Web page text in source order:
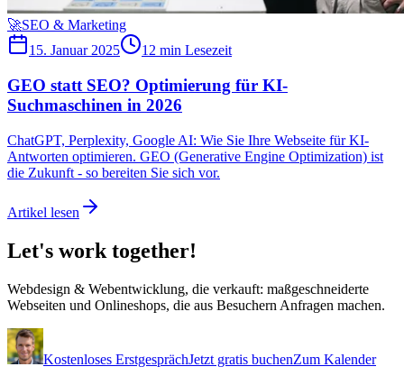
🚀SEO & Marketing
15. Januar 2025
12 min Lesezeit
GEO statt SEO? Optimierung für KI-
Suchmaschinen in 2026
ChatGPT, Perplexity, Google AI: Wie Sie Ihre Webseite für KI-
Antworten optimieren. GEO (Generative Engine Optimization) ist
die Zukunft - so bereiten Sie sich vor.
Artikel lesen
Let's work together!
Webdesign & Webentwicklung, die verkauft: maßgeschneiderte
Webseiten und Onlineshops, die aus Besuchern Anfragen machen.
Kostenloses ErstgesprächJetzt gratis buchenZum Kalender